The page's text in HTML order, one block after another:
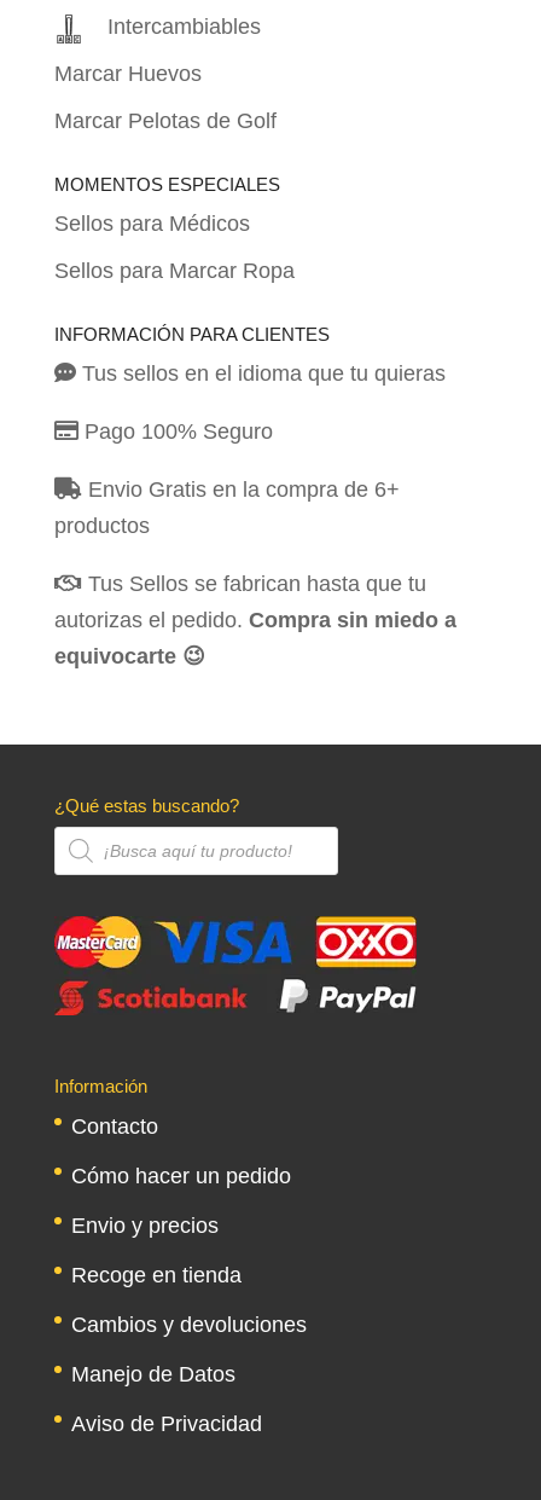
Intercambiables
Marcar Huevos
Marcar Pelotas de Golf
MOMENTOS ESPECIALES
Sellos para Médicos
Sellos para Marcar Ropa
INFORMACIÓN PARA CLIENTES
Tus sellos en el idioma que tu quieras
Pago 100% Seguro
Envio Gratis en la compra de 6+
productos
Tus Sellos se fabrican hasta que tu
autorizas el pedido. Compra sin miedo a
equivocarte 😉
¿Qué estas buscando?
Búsqueda
productos
Información
Contacto
Cómo hacer un pedido
Envio y precios
Recoge en tienda
Cambios y devoluciones
Manejo de Datos
Aviso de Privacidad